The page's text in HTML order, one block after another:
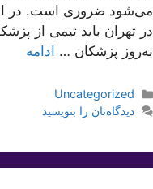
می‌شود ضروری است. در
در تهران باید تیمی از
به‌روز پزشکان … ادامه
دسته‌ها
Uncategorized
دیدگاه‌تان را بنویسید